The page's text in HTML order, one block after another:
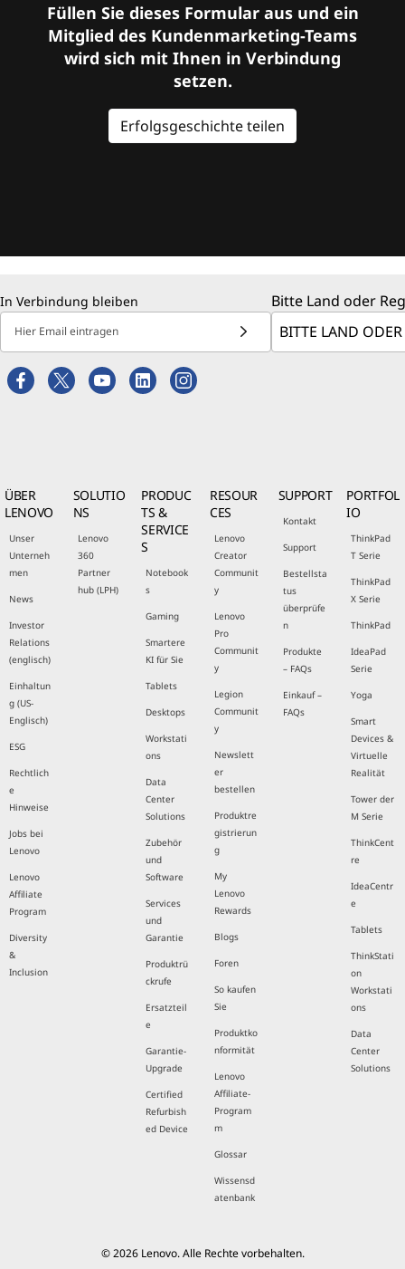
Füllen Sie dieses Formular aus und ein
Mitglied des Kundenmarketing-Teams
wird sich mit Ihnen in Verbindung
setzen.
Erfolgsgeschichte teilen
In Verbindung bleiben
Hier Email eintragen
Bitte Land oder
ÜBER
LENOVO
Unser
Unterneh
men
News
Investor
Relations
(englisch)
Einhaltun
g (US-
Englisch)
ESG
Rechtlich
e
Hinweise
Jobs bei
Lenovo
Lenovo
Affiliate
Program
Diversity
&
Inclusion
SOLUTIO
NS
Lenovo
360
Partner
hub (LPH)
PRODUC
TS &
SERVICE
S
Notebook
s
Gaming
Smartere
KI für Sie
Tablets
Desktops
Workstati
ons
Data
Center
Solutions
Zubehör
und
Software
Services
und
Garantie
Produktrü
ckrufe
Ersatzteil
e
Garantie-
Upgrade
Certified
Refurbish
ed Device
RESOUR
CES
Lenovo
Creator
Communit
y
Lenovo
Pro
Communit
y
Legion
Communit
y
Newslett
er
bestellen
Produktre
gistrierun
g
My
Lenovo
Rewards
Blogs
Foren
So kaufen
Sie
Produktko
nformität
Lenovo
Affiliate-
Program
m
Glossar
Wissensd
atenbank
SUPPORT
Kontakt
Support
Bestellsta
tus
überprüfe
n
Produkte
– FAQs
Einkauf –
FAQs
PORTFOL
IO
ThinkPad
T Serie
ThinkPad
X Serie
ThinkPad
IdeaPad
Serie
Yoga
Smart
Devices &
Virtuelle
Realität
Tower der
M Serie
ThinkCent
re
IdeaCentr
e
Tablets
ThinkStati
on
Workstati
ons
Data
Center
Solutions
© 2026 Lenovo. Alle Rechte vorbehalten.